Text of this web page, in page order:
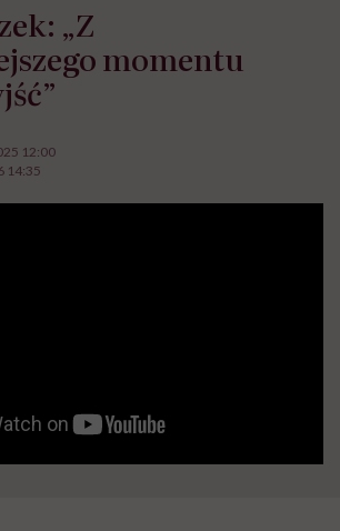
„Z
momentu
12:00
14:35